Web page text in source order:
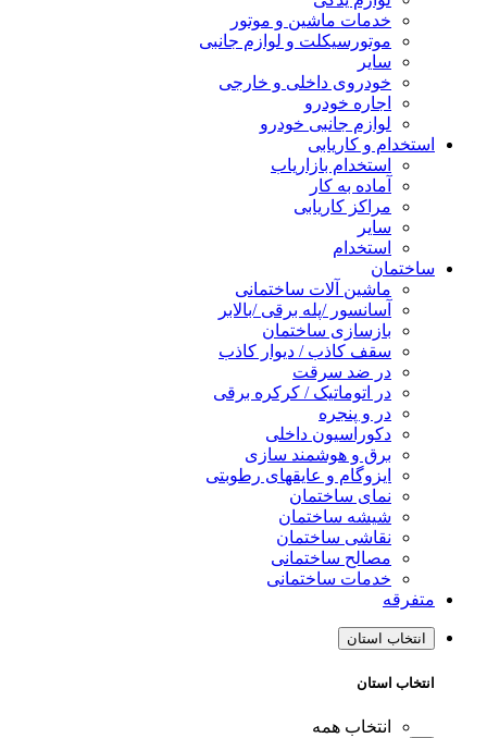
خدمات ماشین و موتور
موتورسیکلت و لوازم جانبی
سایر
خودروی داخلی و خارجی
اجاره خودرو
لوازم جانبی خودرو
استخدام و کاریابی
استخدام بازاریاب
آماده به کار
مراکز کاریابی
سایر
استخدام
ساختمان
ماشین آلات ساختمانی
آسانسور /پله برقی /بالابر
بازسازی ساختمان
سقف کاذب / دیوار کاذب
در ضد سرقت
در اتوماتیک / کرکره برقی
در و پنجره
دکوراسیون داخلی
برق و هوشمند سازی
ایزوگام و عایقهای رطوبتی
نمای ساختمان
شیشه ساختمان
نقاشی ساختمان
مصالح ساختمانی
خدمات ساختمانی
متفرقه
انتخاب استان
انتخاب استان
انتخاب همه